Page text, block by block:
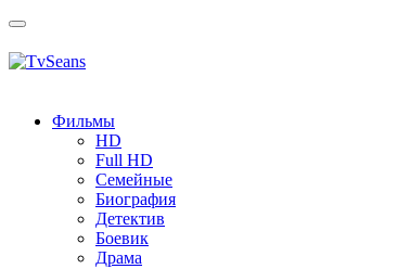
Toggle
Фильмы
HD
Full HD
Семейные
Биография
Детектив
Боевик
Драма